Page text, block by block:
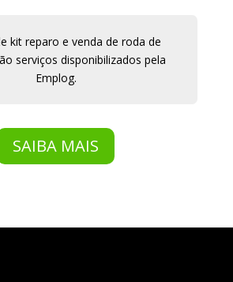
kit reparo e venda de roda de
serviços disponibilizados pela
Emplog.
SAIBA MAIS